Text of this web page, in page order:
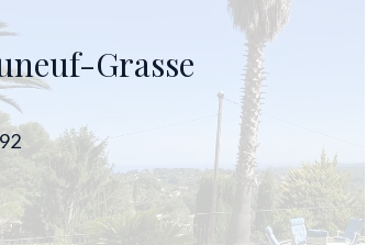
Grasse